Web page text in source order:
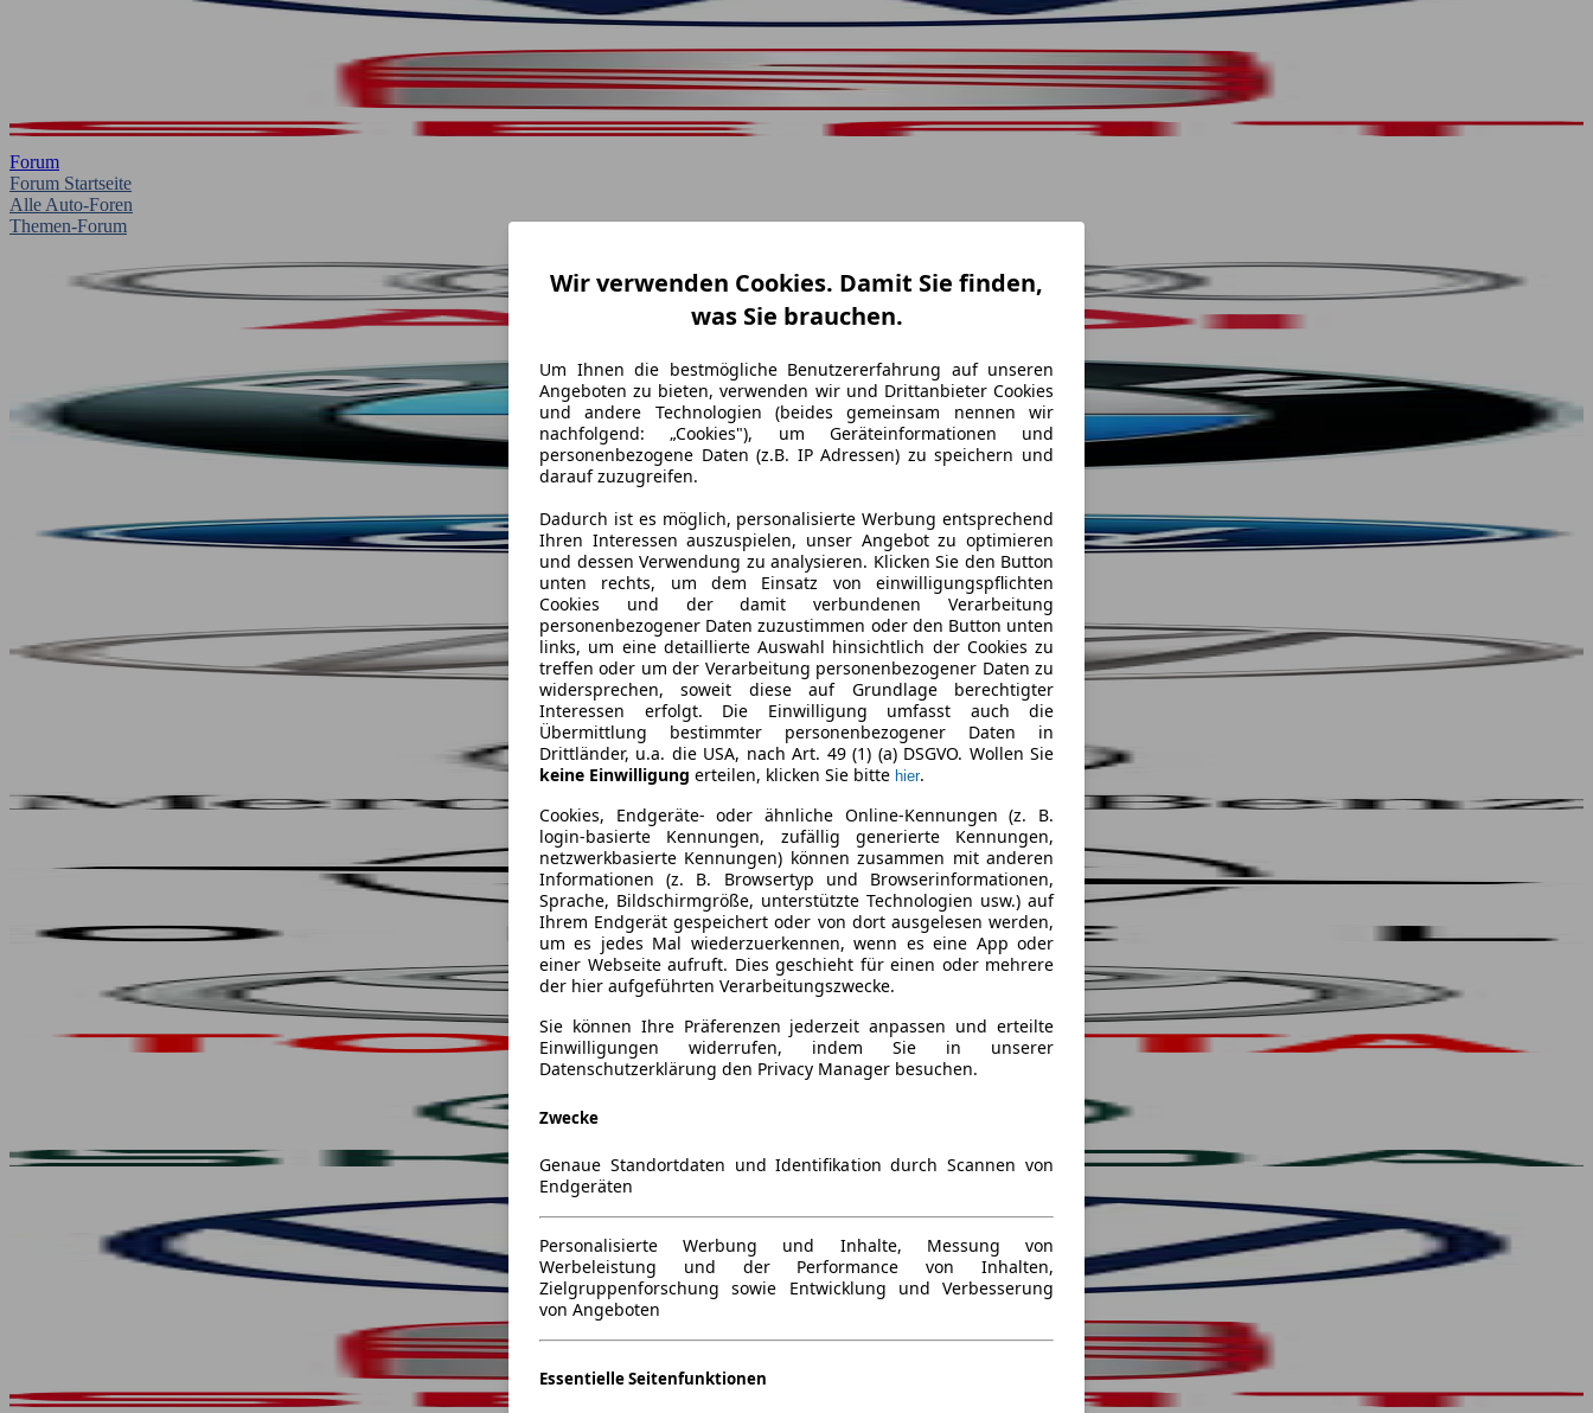
Forum
Forum Startseite
Alle Auto-Foren
Themen-Forum
Wir verwenden Cookies. Damit Sie finden,
was Sie brauchen.
Um Ihnen die bestmögliche Benutzererfahrung auf unseren
Angeboten zu bieten, verwenden wir und Drittanbieter Cookies
und andere Technologien (beides gemeinsam nennen wir
nachfolgend: „Cookies"), um Geräteinformationen und
personenbezogene Daten (z.B. IP Adressen) zu speichern und
darauf zuzugreifen.
Dadurch ist es möglich, personalisierte Werbung entsprechend
Ihren Interessen auszuspielen, unser Angebot zu optimieren
und dessen Verwendung zu analysieren. Klicken Sie den Button
unten rechts, um dem Einsatz von einwilligungspflichten
Cookies und der damit verbundenen Verarbeitung
personenbezogener Daten zuzustimmen oder den Button unten
links, um eine detaillierte Auswahl hinsichtlich der Cookies zu
treffen oder um der Verarbeitung personenbezogener Daten zu
widersprechen, soweit diese auf Grundlage berechtigter
Interessen erfolgt. Die Einwilligung umfasst auch die
Übermittlung bestimmter personenbezogener Daten in
Drittländer, u.a. die USA, nach Art. 49 (1) (a) DSGVO. Wollen Sie
keine Einwilligung erteilen, klicken Sie bitte hier.
Cookies, Endgeräte- oder ähnliche Online-Kennungen (z. B.
login-basierte Kennungen, zufällig generierte Kennungen,
netzwerkbasierte Kennungen) können zusammen mit anderen
Informationen (z. B. Browsertyp und Browserinformationen,
Sprache, Bildschirmgröße, unterstützte Technologien usw.) auf
Ihrem Endgerät gespeichert oder von dort ausgelesen werden,
um es jedes Mal wiederzuerkennen, wenn es eine App oder
einer Webseite aufruft. Dies geschieht für einen oder mehrere
der hier aufgeführten Verarbeitungszwecke.
Sie können Ihre Präferenzen jederzeit anpassen und erteilte
Einwilligungen widerrufen, indem Sie in unserer
Datenschutzerklärung den Privacy Manager besuchen.
Zwecke
Genaue Standortdaten und Identifikation durch Scannen von
Endgeräten
Personalisierte Werbung und Inhalte, Messung von
Werbeleistung und der Performance von Inhalten,
Zielgruppenforschung sowie Entwicklung und Verbesserung
von Angeboten
Essentielle Seitenfunktionen